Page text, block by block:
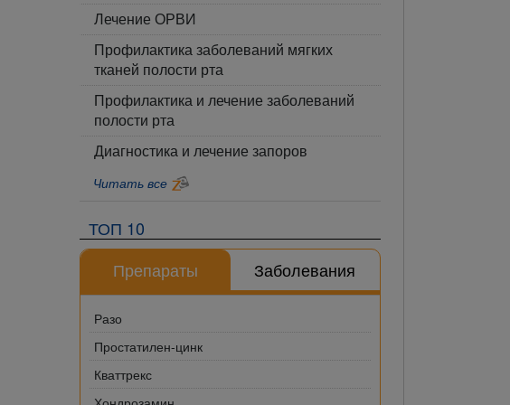
Лечение ОРВИ
Профилактика заболеваний мягких
тканей полости рта
Профилактика и лечение заболеваний
полости рта
Диагностика и лечение запоров
Читать все
ТОП 10
Препараты
Заболевания
Разо
Простатилен-цинк
Кваттрекс